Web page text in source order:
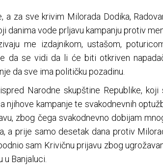
a za sve krivim Milorada Dodika,
danima vode prljavu kampanju protiv
me izdajnikom, ustašom,
da se vidi da li će biti otkriven
da sve ima političku pozadinu.
Narodne skupštine Republike, koji
njihove kampanje te svakodnevnih
zbog čega svakodnevno dobijam
a prije samo desetak dana protiv
sam Krivičnu prijavu zbog
u Banjaluci.